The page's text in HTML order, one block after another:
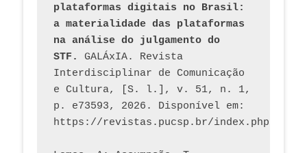
plataformas digitais no Brasil:
a materialidade das plataformas
na análise do julgamento do
STF.
GALÁxIA. Revista
Interdisciplinar de Comunicação
e Cultura, [S. l.], v. 51, n. 1,
p. e73593, 2026. Disponível em: